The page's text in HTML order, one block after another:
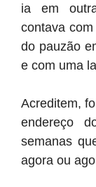
ia em
contava
do pauzão
e com uma
Acreditem,
endereço
semanas
agora ou